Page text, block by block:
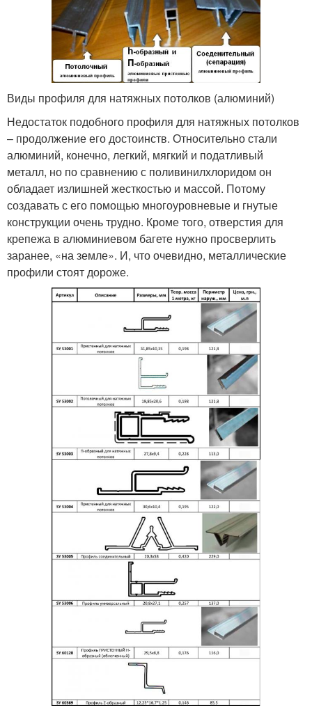
Виды профиля для натяжных потолков (алюминий)
Недостаток подобного профиля для натяжных потолков
– продолжение его достоинств. Относительно стали
алюминий, конечно, легкий, мягкий и податливый
металл, но по сравнению с поливинилхлоридом он
обладает излишней жесткостью и массой. Потому
создавать с его помощью многоуровневые и гнутые
конструкции очень трудно. Кроме того, отверстия для
крепежа в алюминиевом багете нужно просверлить
заранее, «на земле». И, что очевидно, металлические
профили стоят дороже.